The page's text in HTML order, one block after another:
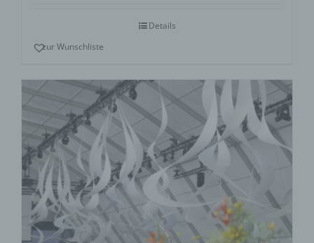
Details
zur Wunschliste